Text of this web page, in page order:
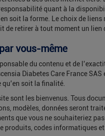
quant à la
soit la forme. Le choix de
de retirer à tout moment un lien
vous-même
du contenu et de
Diabetes Care France
soit la finalité.
sont les bienvenus. Tous
modèles, données seront
que vous ne souhaiteriez
produits, codes informatiques